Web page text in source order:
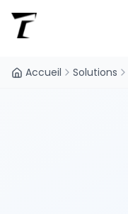
Accueil Solutions